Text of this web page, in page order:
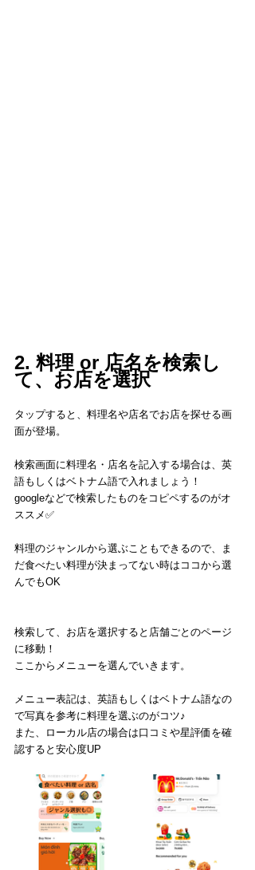
2. 料理 or 店名を検索し
て、お店を選択
タップすると、料理名や店名でお店を探せる画
面が登場。
検索画面に料理名・店名を記入する場合は、英
語もしくはベトナム語で入れましょう！
googleなどで検索したものをコピペするのがオ
ススメ✅
料理のジャンルから選ぶこともできるので、ま
だ食べたい料理が決まってない時はココから選
んでもOK
検索して、お店を選択すると店舗ごとのページ
に移動！
ここからメニューを選んでいきます。
メニュー表記は、英語もしくはベトナム語なの
で写真を参考に料理を選ぶのがコツ♪
また、ローカル店の場合は口コミや星評価を確
認すると安心度UP